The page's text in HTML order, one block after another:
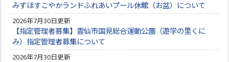
みずほすこやかランドふれあいプール休館（お盆）について
2026年7月30日更新
【指定管理者募集】雲仙市国見総合運動公園（遊学の里くに
み）指定管理者募集について
2026年7月30日更新